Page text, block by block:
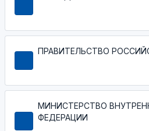
ПРАВИТЕЛЬСТВО
МИНИСТЕРСТВО
ФЕДЕРАЦИИ